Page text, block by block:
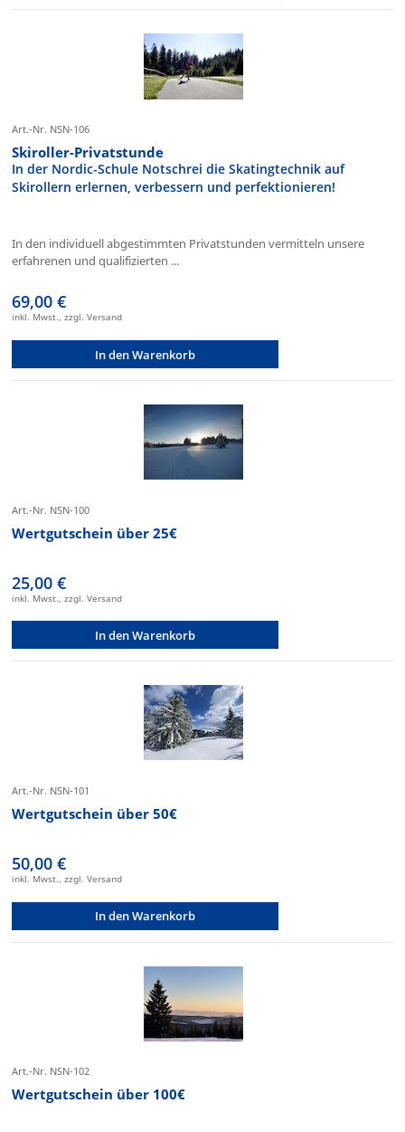
Art.-Nr. NSN-106
Skiroller-Privatstunde
In der Nordic-Schule Notschrei die Skatingtechnik auf
Skirollern erlernen, verbessern und perfektionieren!
In den individuell abgestimmten Privatstunden vermitteln unsere
erfahrenen und qualifizierten ...
69,00 €
inkl. Mwst., zzgl. Versand
In den Warenkorb
Art.-Nr. NSN-100
Wertgutschein über 25€
25,00 €
inkl. Mwst., zzgl. Versand
In den Warenkorb
Art.-Nr. NSN-101
Wertgutschein über 50€
50,00 €
inkl. Mwst., zzgl. Versand
In den Warenkorb
Art.-Nr. NSN-102
Wertgutschein über 100€